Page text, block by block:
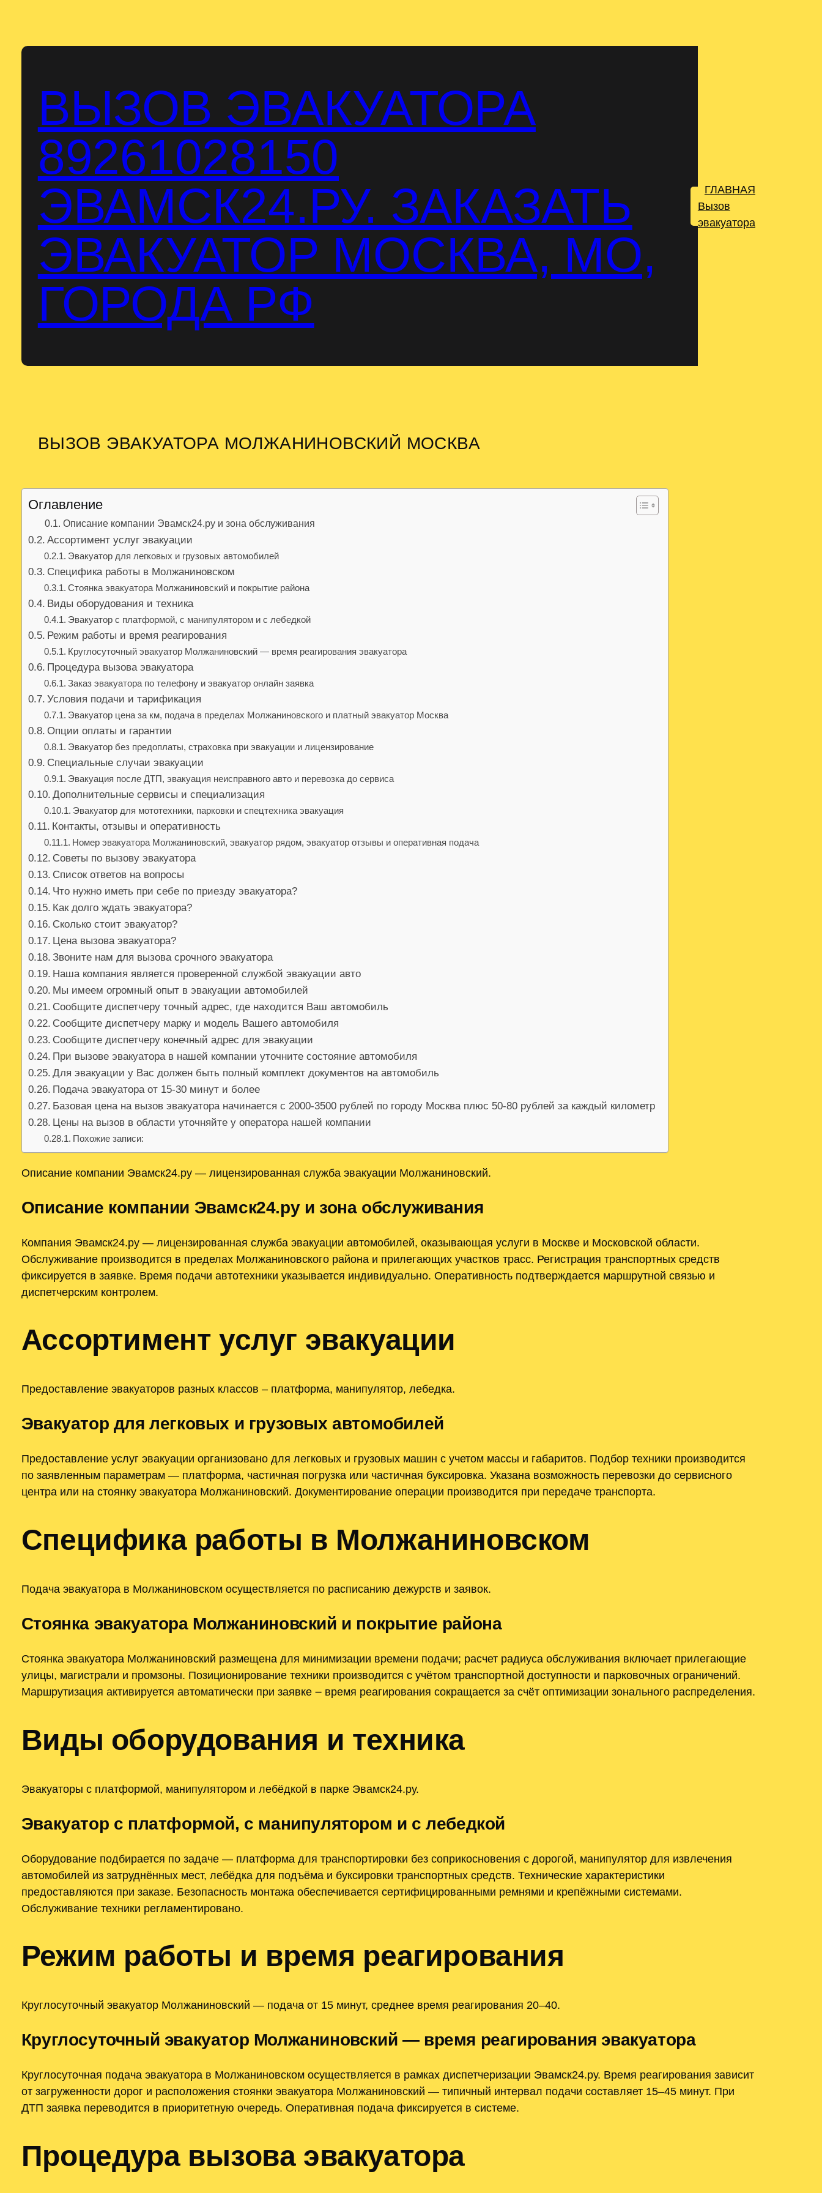
содержимому
ВЫЗОВ ЭВАКУАТОРА
89261028150
ЭВАМСК24.РУ. ЗАКАЗАТЬ
ЭВАКУАТОР МОСКВА, МО,
ГОРОДА РФ
ГЛАВНАЯ
Вызов
эвакуатора
ВЫЗОВ ЭВАКУАТОРА МОЛЖАНИНОВСКИЙ МОСКВА
Оглавление
Описание компании Эвамск24.ру и зона обслуживания
Ассортимент услуг эвакуации
Эвакуатор для легковых и грузовых автомобилей
Специфика работы в Молжаниновском
Стоянка эвакуатора Молжаниновский и покрытие района
Виды оборудования и техника
Эвакуатор с платформой, с манипулятором и с лебедкой
Режим работы и время реагирования
Круглосуточный эвакуатор Молжаниновский — время реагирования эвакуатора
Процедура вызова эвакуатора
Заказ эвакуатора по телефону и эвакуатор онлайн заявка
Условия подачи и тарификация
Эвакуатор цена за км, подача в пределах Молжаниновского и платный эвакуатор Москва
Опции оплаты и гарантии
Эвакуатор без предоплаты, страховка при эвакуации и лицензирование
Специальные случаи эвакуации
Эвакуация после ДТП, эвакуация неисправного авто и перевозка до сервиса
Дополнительные сервисы и специализация
Эвакуатор для мототехники, парковки и спецтехника эвакуация
Контакты, отзывы и оперативность
Номер эвакуатора Молжаниновский, эвакуатор рядом, эвакуатор отзывы и оперативная подача
Советы по вызову эвакуатора
Список ответов на вопросы
Что нужно иметь при себе по приезду эвакуатора?
Как долго ждать эвакуатора?
Сколько стоит эвакуатор?
Цена вызова эвакуатора?
Звоните нам для вызова срочного эвакуатора
Наша компания является проверенной службой эвакуации авто
Мы имеем огромный опыт в эвакуации автомобилей
Сообщите диспетчеру точный адрес, где находится Ваш автомобиль
Сообщите диспетчеру марку и модель Вашего автомобиля
Сообщите диспетчеру конечный адрес для эвакуации
При вызове эвакуатора в нашей компании уточните состояние автомобиля
Для эвакуации у Вас должен быть полный комплект документов на автомобиль
Подача эвакуатора от 15-30 минут и более
Базовая цена на вызов эвакуатора начинается с 2000-3500 рублей по городу Москва плюс 50-80 рублей за каждый километр
Цены на вызов в области уточняйте у оператора нашей компании
Похожие записи:
Описание компании Эвамск24.ру — лицензированная служба эвакуации Молжаниновский.
Описание компании Эвамск24.ру и зона обслуживания
Компания Эвамск24.ру — лицензированная служба эвакуации автомобилей, оказывающая услуги в Москве и Московской области.
Обслуживание производится в пределах Молжаниновского района и прилегающих участков трасс. Регистрация транспортных средств
фиксируется в заявке. Время подачи автотехники указывается индивидуально. Оперативность подтверждается маршрутной связью и
диспетчерским контролем.
Ассортимент услуг эвакуации
Предоставление эвакуаторов разных классов – платформа, манипулятор, лебедка.
Эвакуатор для легковых и грузовых автомобилей
Предоставление услуг эвакуации организовано для легковых и грузовых машин с учетом массы и габаритов. Подбор техники производится
по заявленным параметрам — платформа, частичная погрузка или частичная буксировка. Указана возможность перевозки до сервисного
центра или на стоянку эвакуатора Молжаниновский. Документирование операции производится при передаче транспорта.
Специфика работы в Молжаниновском
Подача эвакуатора в Молжаниновском осуществляется по расписанию дежурств и заявок.
Стоянка эвакуатора Молжаниновский и покрытие района
Стоянка эвакуатора Молжаниновский размещена для минимизации времени подачи; расчет радиуса обслуживания включает прилегающие
улицы, магистрали и промзоны. Позиционирование техники производится с учётом транспортной доступности и парковочных ограничений.
Маршрутизация активируется автоматически при заявке ౼ время реагирования сокращается за счёт оптимизации зонального распределения.
Виды оборудования и техника
Эвакуаторы с платформой, манипулятором и лебёдкой в парке Эвамск24.ру.
Эвакуатор с платформой, с манипулятором и с лебедкой
Оборудование подбирается по задаче — платформа для транспортировки без соприкосновения с дорогой, манипулятор для извлечения
автомобилей из затруднённых мест, лебёдка для подъёма и буксировки транспортных средств. Технические характеристики
предоставляются при заказе. Безопасность монтажа обеспечивается сертифицированными ремнями и крепёжными системами.
Обслуживание техники регламентировано.
Режим работы и время реагирования
Круглосуточный эвакуатор Молжаниновский — подача от 15 минут, среднее время реагирования 20–40.
Круглосуточный эвакуатор Молжаниновский — время реагирования эвакуатора
Круглосуточная подача эвакуатора в Молжаниновском осуществляется в рамках диспетчеризации Эвамск24.ру. Время реагирования зависит
от загруженности дорог и расположения стоянки эвакуатора Молжаниновский — типичный интервал подачи составляет 15–45 минут. При
ДТП заявка переводится в приоритетную очередь. Оперативная подача фиксируется в системе.
Процедура вызова эвакуатора